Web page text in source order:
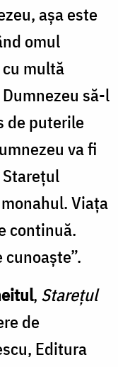
așa este
omul
multă
să-l
de puterile
va fi
Stareţul
Viaţa
continuă.
, Starețul
de
Editura